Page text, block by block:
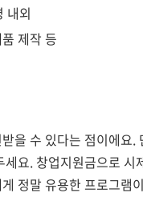
내외
제작 등
을 수 있다는 점이에요.
요. 창업지원금으로 시
정말 유용한 프로그램